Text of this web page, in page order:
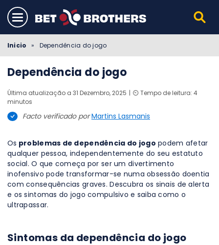
Inicio » Dependência do jogo
Dependência do jogo
Última atualização a 31 Dezembro, 2025
⏲️ Tempo de leitura: 4
minutos
Facto verificado porMartins Lasmanis
Os problemas de dependência do jogo podem afetar
qualquer pessoa, independentemente do seu estatuto
social. O que começa por ser um divertimento
inofensivo pode transformar-se numa obsessão doentia
com consequências graves. Descubra os sinais de alerta
e os sintomas do jogo compulsivo e saiba como o
ultrapassar.
Sintomas da dependência do jogo